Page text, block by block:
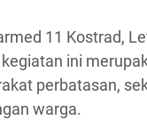
11 Kostrad,
ini
perbatasan,
warga.